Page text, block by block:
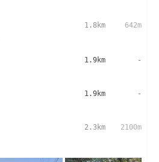
1.8km 642m
1.9km -
1.9km -
2.3km 2100m